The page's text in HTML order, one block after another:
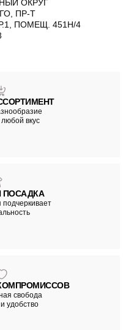
ОКРУГ
ПР-Т
ПОМЕЩ. 451Н/4
вкус
ПОСАДКА
свобода
удобство